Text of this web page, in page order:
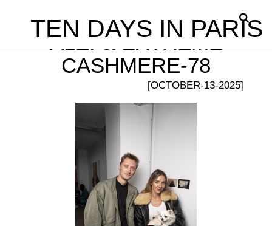
TEN DAYS IN PARIS
ALEI & EXTREME
CASHMERE-78
[OCTOBER-13-2025]